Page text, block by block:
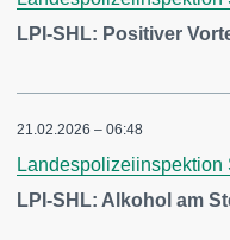
LPI-SHL: Positiver
21.02.2026 – 06:48
Landespolizeiinspektion
LPI-SHL: Alkohol am